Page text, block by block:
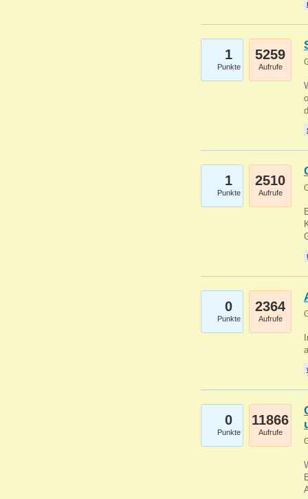
1
Punkte
5259
Aufrufe
1
Punkte
2510
Aufrufe
0
Punkte
2364
Aufrufe
0
Punkte
11866
Aufrufe